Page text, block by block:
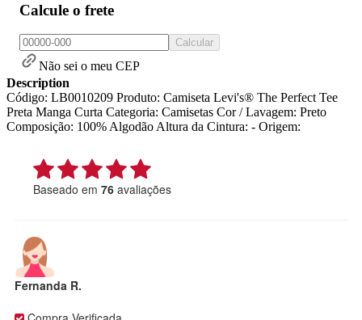
Calcule o frete
Calcular
Não sei o meu CEP
Description
Código: LB0010209 Produto: Camiseta Levi's® The Perfect Tee
Preta Manga Curta Categoria: Camisetas Cor / Lavagem: Preto
Composição: 100% Algodão Altura da Cintura: - Origem:
Baseado em 76 avaliações
Fernanda R.